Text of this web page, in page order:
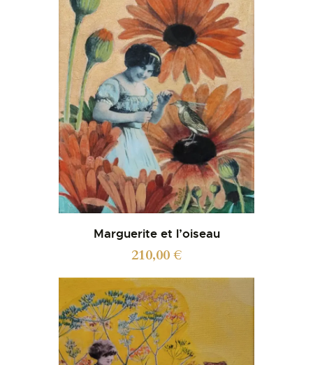
Marguerite et l’oiseau
210,00€